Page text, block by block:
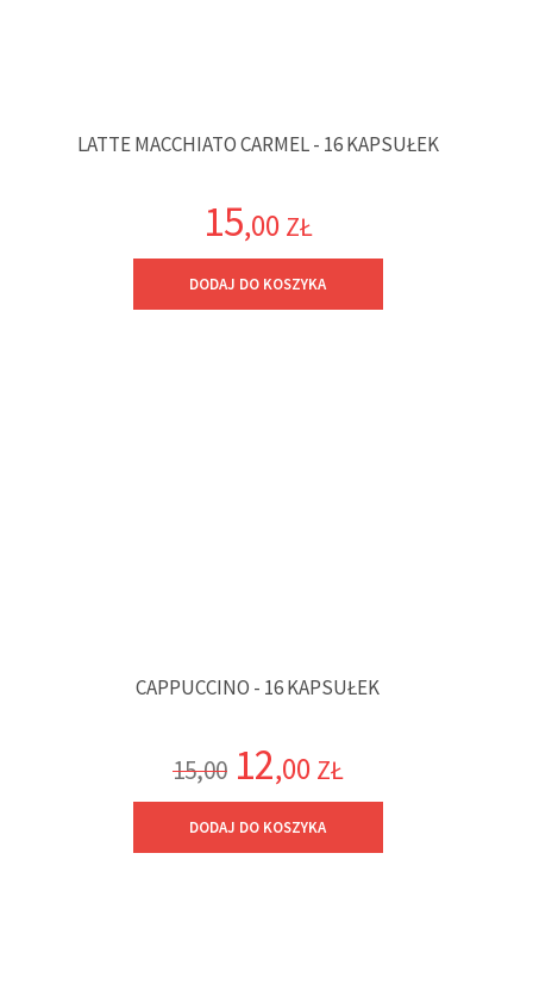
LATTE MACCHIATO CARMEL - 16 KAPSUŁEK
15,00 ZŁ
DODAJ DO KOSZYKA
CAPPUCCINO - 16 KAPSUŁEK
15,00 12,00 ZŁ
DODAJ DO KOSZYKA